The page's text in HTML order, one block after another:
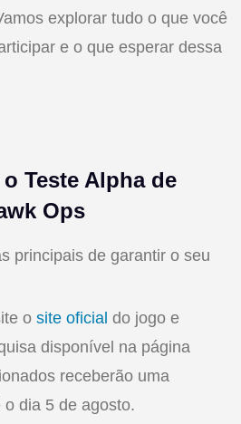
explorar tudo o que você
e o que esperar dessa
Teste Alpha de
Ops
principais de garantir o seu
o site oficial do jogo e
disponível na página
receberão uma
dia 5 de agosto.